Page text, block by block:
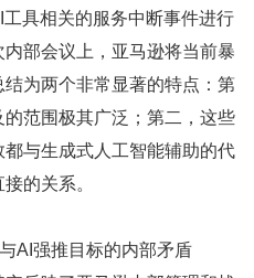
具相关的服务中断事件进行
部会议上，亚马逊将当前暴
结为两个非常显著的特点：第
的范围极其广泛；第二，这些
都与生成式人工智能辅助的代
的关系。
AI强推目标的内部矛盾